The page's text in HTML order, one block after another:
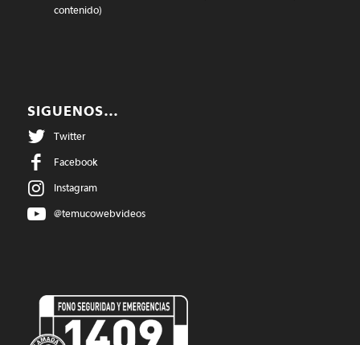
contenido)
SIGUENOS…
Twitter
Facebook
Instagram
@temucowebvideos